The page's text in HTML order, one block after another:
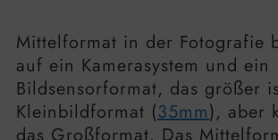
Mittelformat in der Fotografie
auf ein Kamerasystem und ein
Bildsensorformat, das größer
Kleinbildformat (35mm), aber
das Großformat. Das